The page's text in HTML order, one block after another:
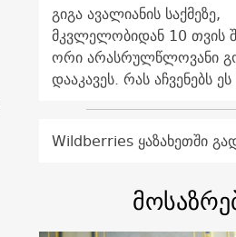
გიგა ავალიანის საქმეზე,
მკვლელობიდან 10 თვის
ორი არასრულწლოვანი
დააკავეს. რას აჩვენებს ეს
Wildberries ყაზახეთში